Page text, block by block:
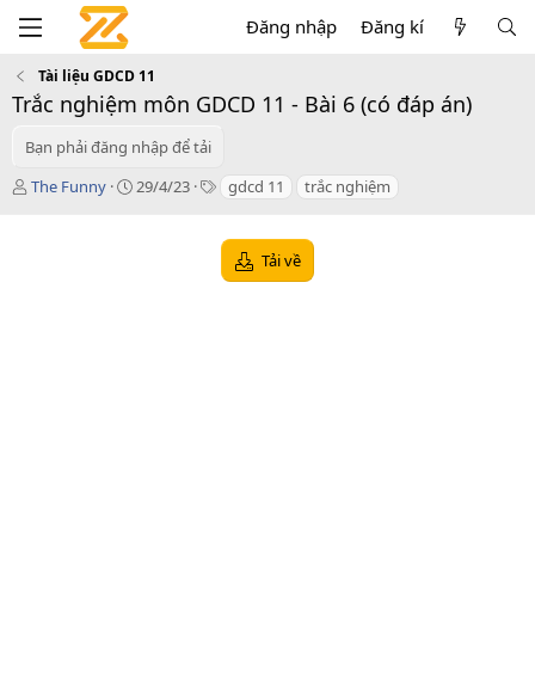
Đăng nhập Đăng kí
Tài liệu GDCD 11
Trắc nghiệm môn GDCD 11 - Bài 6 (có đáp án)
Bạn phải đăng nhập để tải
T
The Funny
C
29/4/23
T
s
gdcd 11 trắc nghiệm
Tải về